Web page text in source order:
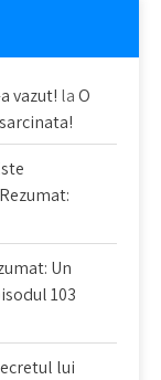
vazut! laO
Un
103
lui